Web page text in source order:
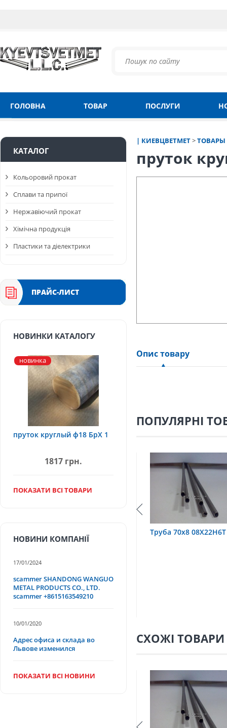
ГОЛОВНА ТОВАР ПОСЛУГИ
| КИЕВЦВЕТМЕТ>ТОВАРЫ
пруток
Опис товару
ПОПУЛЯРНІ
Труба 70х8 08Х22Н6Т
СХОЖІ ТОВАРИ
КАТАЛОГ
Кольоровий прокат
Сплави та припої
Нержавіючий прокат
Хімічна продукція
Пластики та діелектрики
ПРАЙС-ЛИСТ
НОВИНКИ КАТАЛОГУ
новинка
пруток круглый ф18 БрХ 1
1817 грн.
ПОКАЗАТИ ВСІ ТОВАРИ
НОВИНИ КОМПАНІЇ
17/01/2024
scammer SHANDONG WANGUO
METAL PRODUCTS CO., LTD.
scammer +8615163549210
10/01/2020
Адрес офиса и склада во
Львове изменился
ПОКАЗАТИ ВСІ НОВИНИ